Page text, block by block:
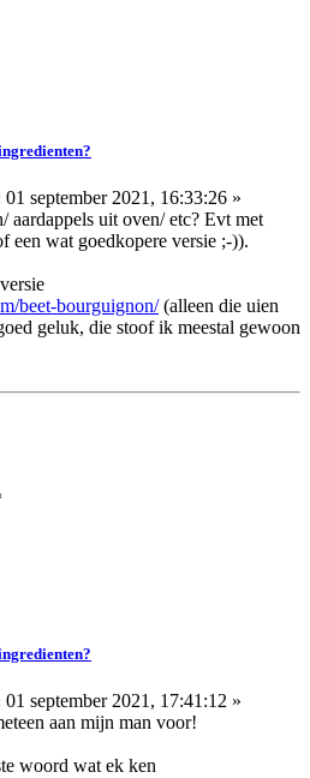
01 september 2021, 16:33:26 »
aardappels uit oven/ etc? Evt met
een wat goedkopere versie ;-)).
beet-bourguignon/(alleen die uien
geluk, die stoof ik meestal gewoon
01 september 2021, 17:41:12 »
aan mijn man voor!
woord wat ek ken